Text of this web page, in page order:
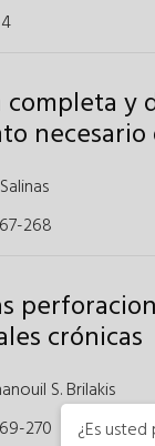
completa
268
crónicas
S. Brilakis
270 ¿Es